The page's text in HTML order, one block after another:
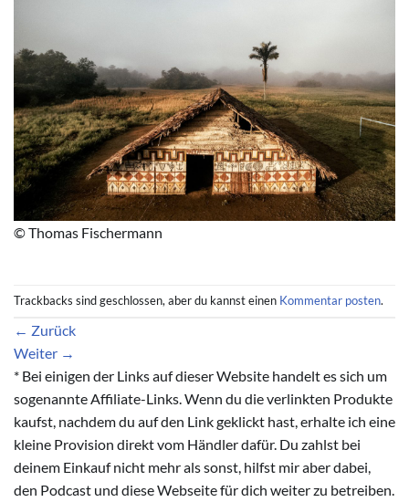
© Thomas Fischermann
Trackbacks sind geschlossen, aber du kannst einen Kommentar posten.
← Zurück
Weiter →
* Bei einigen der Links auf dieser Website handelt es sich um
sogenannte Affiliate-Links. Wenn du die verlinkten Produkte
kaufst, nachdem du auf den Link geklickt hast, erhalte ich eine
kleine Provision direkt vom Händler dafür. Du zahlst bei
deinem Einkauf nicht mehr als sonst, hilfst mir aber dabei,
den Podcast und diese Webseite für dich weiter zu betreiben.